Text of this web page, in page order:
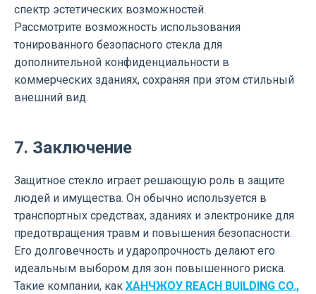
спектр эстетических возможностей.
Рассмотрите возможность использования
тонированного безопасного стекла для
дополнительной конфиденциальности в
коммерческих зданиях, сохраняя при этом стильный
внешний вид.
7. Заключение
Защитное стекло играет решающую роль в защите
людей и имущества. Он обычно используется в
транспортных средствах, зданиях и электронике для
предотвращения травм и повышения безопасности.
Его долговечность и ударопрочность делают его
идеальным выбором для зон повышенного риска.
Такие компании, как ХАНЧЖОУ REACH BUILDING CO.,